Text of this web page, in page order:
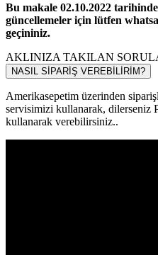
Bu makale 02.10.2022 tarihinde
güncellemeler için lütfen
geçininiz.
AKLINIZA TAKILAN
NASIL SİPARİŞ VEREBİLİRİM?
Amerikasepetim üzerinden
servisimizi kullanarak, dilerseniz
kullanarak verebilirsiniz..